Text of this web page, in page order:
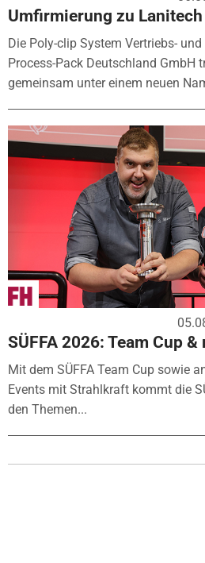
Umfirmierung zu Lanitech
Die Poly-clip System Vertriebs-
Process-Pack Deutschland GmbH
gemeinsam unter einem neuen
SÜFFA 2026: Team Cup &
Mit dem SÜFFA Team Cup sowie
Events mit Strahlkraft kommt die
den Themen...